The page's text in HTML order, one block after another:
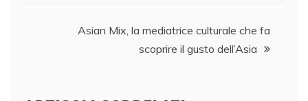
Asian Mix, la mediatrice culturale che fa
scoprire il gusto dell’Asia